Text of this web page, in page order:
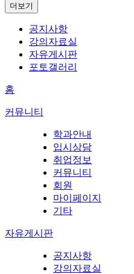
더보기
공지사항
강의자료실
자유게시판
포토갤러리
홈
커뮤니티
학과안내
입시상담
취업정보
커뮤니티
회원
마이페이지
기타
자유게시판
공지사항
강의자료실